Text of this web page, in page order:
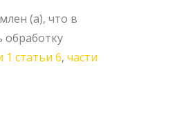
(а), что в
обработку
1 статьи 6, части